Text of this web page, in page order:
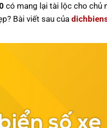
có mang lại tài lộc cho chủ
Bài viết sau của